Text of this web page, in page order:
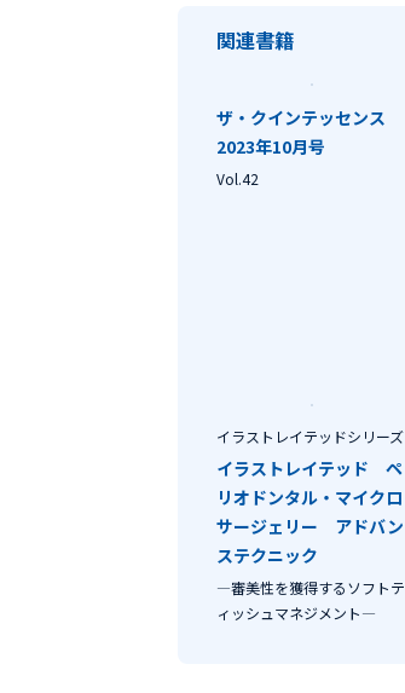
関連書籍
ザ・クインテッセンス
2023年10月号
Vol.42
イラストレイテッドシリーズ
イラストレイテッド ペ
リオドンタル・マイクロ
サージェリー アドバン
ステクニック
―審美性を獲得するソフトテ
ィッシュマネジメント―